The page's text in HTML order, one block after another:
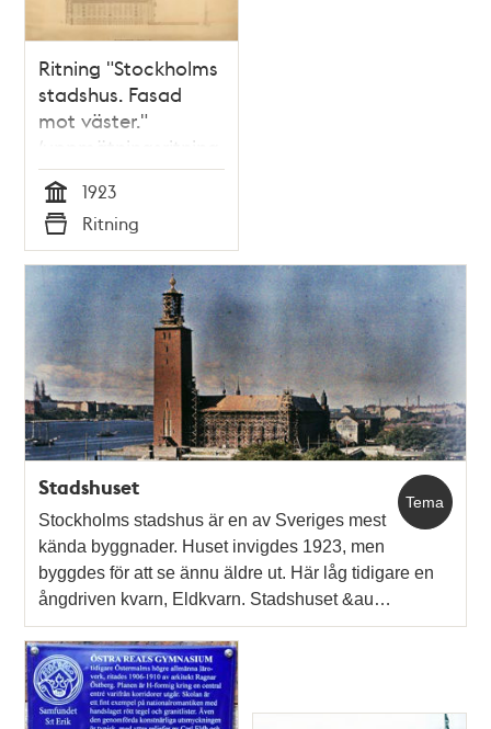
Ritning "Stockholms
stadshus. Fasad
mot väster."
(uppmätningsritning
1923)
Tid
1923
Typ
Ritning
Tema
Stadshuset
Stockholms stadshus är en av Sveriges mest
kända byggnader. Huset invigdes 1923, men
byggdes för att se ännu äldre ut. Här låg tidigare en
ångdriven kvarn, Eldkvarn. Stadshuset &au…